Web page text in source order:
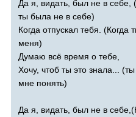
Да я, видать, был не в себе,
ты была не в себе)
Когда отпускал тебя. (Когда
меня)
Думаю всё время о тебе,
Хочу, чтоб ты это знала...
мне понять)
Да я, видать, был не в